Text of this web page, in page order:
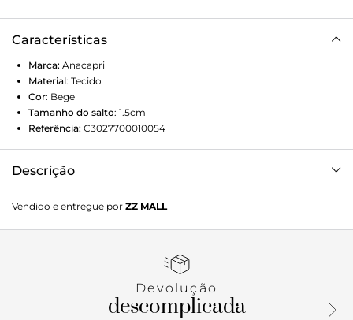
Características
Marca: Anacapri
Material: Tecido
Cor: Bege
Tamanho do salto: 1.5cm
Referência: C3027700010054
Descrição
a temporada em cabedal de tecido de lona com estampa
glam. Com atacadores brancos, apresenta solado baixo
com detalhe em duas listras douradas na lateral. Contorno
Porque Apostar: Alerta Alê edition: tem como não se
Vendido e entregue por ZZ MALL
Devolução
descomplicada